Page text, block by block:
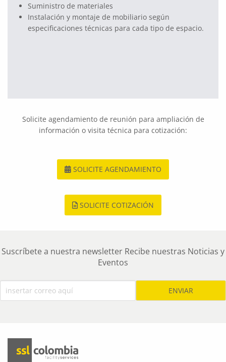
Suministro de materiales
Instalación y montaje de mobiliario según
especificaciones técnicas para cada tipo de espacio.
Solicite agendamiento de reunión para ampliación de
información o visita técnica para cotización:
SOLICITE AGENDAMIENTO
SOLICITE COTIZACIÓN
Suscríbete a nuestra newsletter Recibe nuestras Noticias y
Eventos